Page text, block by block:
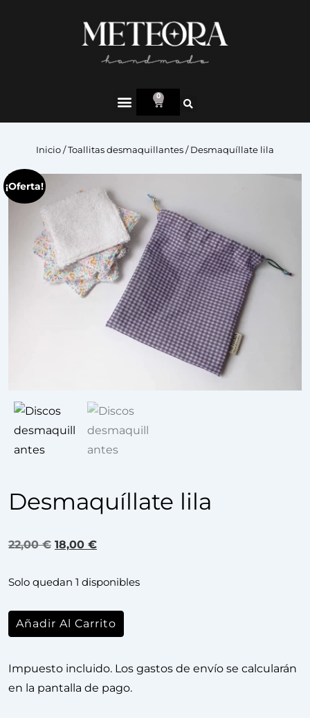
0
Inicio/Toallitas desmaquillantes/ Desmaquíllate lila
¡Oferta!
Desmaquíllate lila
22,00€ 18,00 €
Solo quedan 1 disponibles
Añadir Al Carrito
Impuesto incluido. Los gastos de envío se calcularán
en la pantalla de pago.